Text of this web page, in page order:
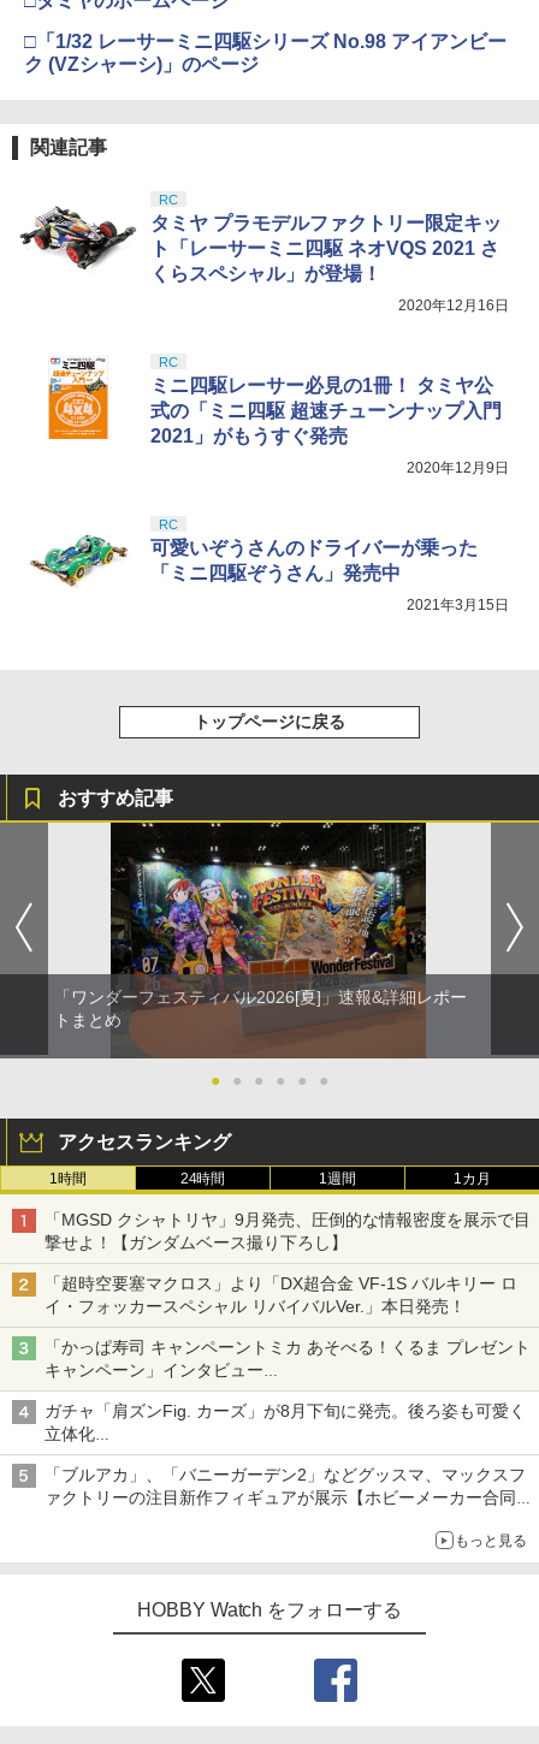
4
BANDAI SPIRITS(バンダイ スピリッツ)
HGAW 機動新世紀ガンダムX ガンダムエ
アマスター 1/144スケール 色分け済みプ
ラモデル
30MS SIS-H00 セスティエ[カラーC] 色
分け済みプラモデル
￥3,815
￥2,666
ズ No.3 タミヤセメント(角びん) 40ml 模
型用接着剤 87003
￥184
￥710
□「1/32 レーサーミニ四駆シリーズ No.98 アイアンビー
ク (VZシャーシ)」のページ
関連記事
RC
タミヤ プラモデルファクトリー限定キッ
ト「レーサーミニ四駆 ネオVQS 2021 さ
くらスペシャル」が登場！
2020年12月16日
RC
ミニ四駆レーサー必見の1冊！ タミヤ公
式の「ミニ四駆 超速チューンナップ入門
2021」がもうすぐ発売
2020年12月9日
RC
可愛いぞうさんのドライバーが乗った
「ミニ四駆ぞうさん」発売中
2021年3月15日
トップページに戻る
おすすめ記事
「ワンダーフェスティバル2026[夏]」速報&詳細レポー
トまとめ
● ● ● ● ● ●
アクセスランキング
1時間 24時間 1週間 1カ月
「MGSD クシャトリヤ」9月発売、圧倒的な情報密度を展示で目
撃せよ！【ガンダムベース撮り下ろし】
「超時空要塞マクロス」より「DX超合金 VF-1S バルキリー ロ
イ・フォッカースペシャル リバイバルVer.」本日発売！
「かっぱ寿司 キャンペーントミカ あそべる！くるま プレゼント
キャンペーン」インタビュー
子どもが楽しめるかっぱ寿司ならではの体験とコラボの楽しさを
追求
ガチャ「肩ズンFig. カーズ」が8月下旬に発売。後ろ姿も可愛く
立体化
ライトニング・マックィーンやメーターなど4種がラインナップ
「ブルアカ」、「バニーガーデン2」などグッスマ、マックスフ
ァクトリーの注目新作フィギュアが展示【ホビーメーカー合同展
もっと見る
HOBBY Watch をフォローする